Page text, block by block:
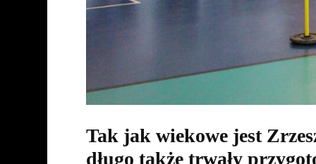
Tak jak wiekowe jest
długo także trwały